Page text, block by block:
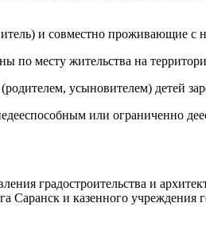
и совместно проживающие
по месту жительства на
усыновителем) детей
или ограниченно
градостроительства и
и казенного учреждения